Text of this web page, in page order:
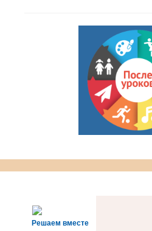
Решаем вместе